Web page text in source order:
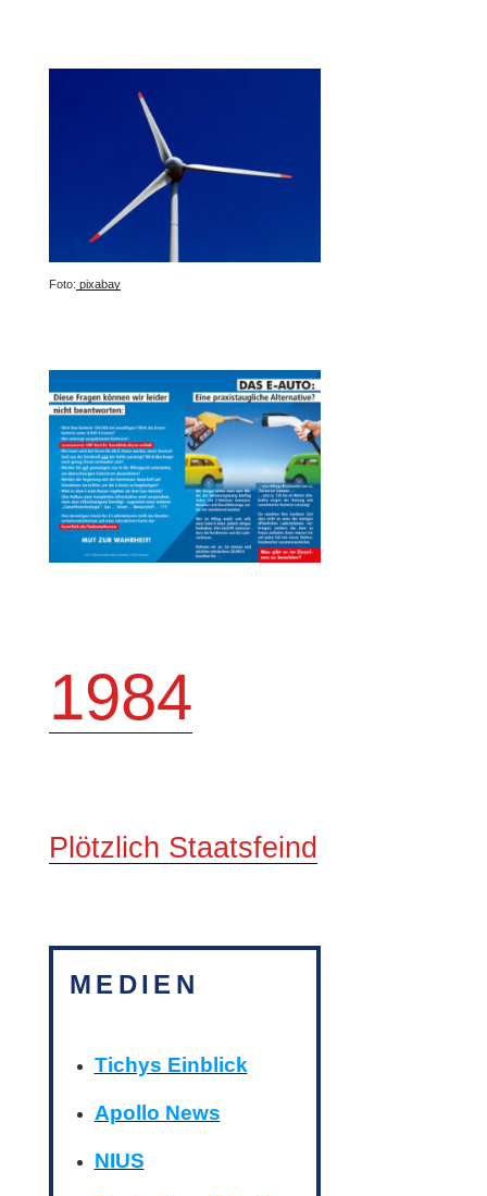
Foto: pixabay
1984
Plötzlich Staatsfeind
MEDIEN
Tichys Einblick
Apollo News
NIUS